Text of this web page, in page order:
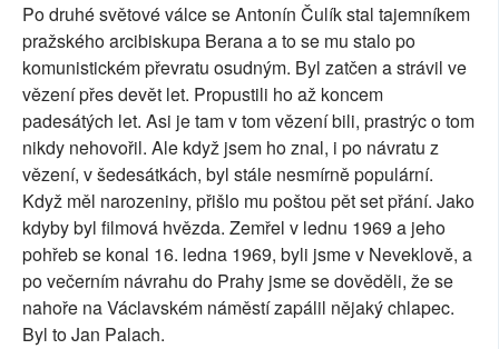
Po druhé světové válce se Antonín Čulík stal tajemníkem
pražského arcibiskupa Berana a to se mu stalo po
komunistickém převratu osudným. Byl zatčen a strávil ve
vězení přes devět let. Propustili ho až koncem
padesátých let. Asi je tam v tom vězení bili, prastrýc o tom
nikdy nehovořil. Ale když jsem ho znal, i po návratu z
vězení, v šedesátkách, byl stále nesmírně populární.
Když měl narozeniny, přišlo mu poštou pět set přání. Jako
kdyby byl filmová hvězda. Zemřel v lednu 1969 a jeho
pohřeb se konal 16. ledna 1969, byli jsme v Neveklově, a
po večerním návrahu do Prahy jsme se dověděli, že se
nahoře na Václavském náměstí zapálil nějaký chlapec.
Byl to Jan Palach.